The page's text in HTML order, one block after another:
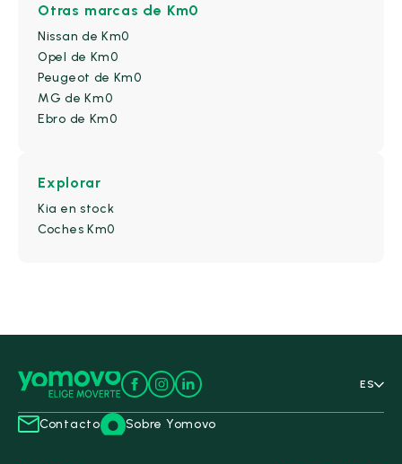
Furgonetas
Kilometraje y antigüedad
Kilometraje
Otras marcas de Km0
Nissan de Km0
Opel de Km0
Peugeot de Km0
MG de Km0
Ebro de Km0
Explorar
Kia en stock
Coches Km0
ES
Contacto Sobre Yomovo